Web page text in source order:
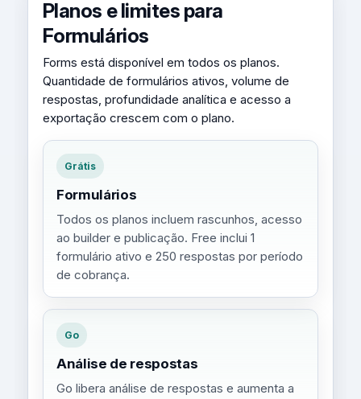
Planos e limites para
Formulários
Forms está disponível em todos os planos.
Quantidade de formulários ativos, volume de
respostas, profundidade analítica e acesso a
exportação crescem com o plano.
Grátis
Formulários
Todos os planos incluem rascunhos, acesso
ao builder e publicação. Free inclui 1
formulário ativo e 250 respostas por período
de cobrança.
Go
Análise de respostas
Go libera análise de respostas e aumenta a